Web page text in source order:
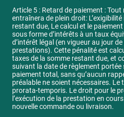
Article 5 : Retard de paiement :
entraînera de plein droit:
restant due, Le calcul et le
sous forme d’intérêts à un taux
d’intérêt légal (en vigueur au jour
prestations). Cette pénalité est
taxes de la somme restant due, et
suivant la date de règlement portée
paiement total, sans qu’aucun
préalable ne soient nécessaires.
prorata-temporis. Le droit pour le
l’exécution de la prestation en
nouvelle commande ou livraison.